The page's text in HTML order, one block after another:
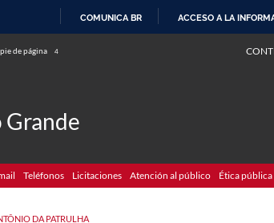
COMUNICA BR ACCESO A LA
de página 4
Grande
Teléfonos Licitaciones Atención al público Ética pública
DA PATRULHA